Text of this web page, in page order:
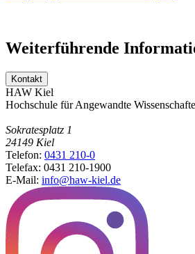
Weiterführende
Kontakt
HAW Kiel
Hochschule für Angewandte
Sokratesplatz 1
24149 Kiel
Telefon: 0431 210-0
Telefax: 0431 210-1900
E-Mail: info@haw-kiel.de